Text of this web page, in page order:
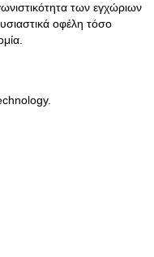
των εγχώριων
οφέλη τόσο